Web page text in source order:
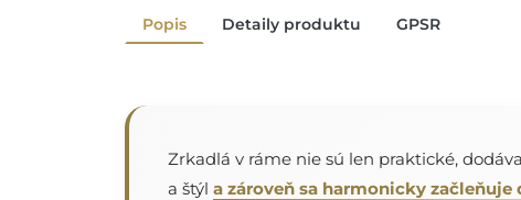
Popis Detaily produktu GPSR
Zrkadlá v ráme nie sú len praktické,
a štýl a zároveň sa harmonicky